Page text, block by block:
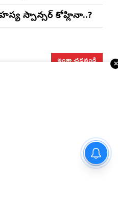
స్పాన్సర్ కోహ్లినా..?
ఇంకా చదవండి
ఎన్నారైలకు బిగ్ అలర్ట్..
H-1B వీసాదారులకు
ప్రయాణ సమయంలో